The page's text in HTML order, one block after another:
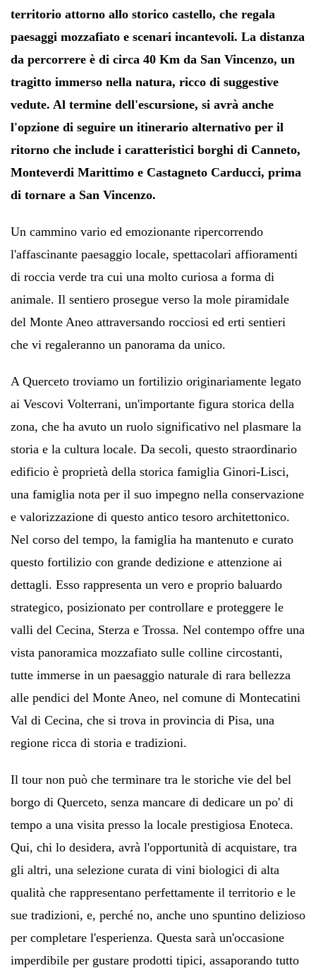
territorio attorno allo storico castello, che regala
paesaggi mozzafiato e scenari incantevoli. La distanza
da percorrere è di circa 40 Km da San Vincenzo, un
tragitto immerso nella natura, ricco di suggestive
vedute. Al termine dell'escursione, si avrà anche
l'opzione di seguire un itinerario alternativo per il
ritorno che include i caratteristici borghi di Canneto,
Monteverdi Marittimo e Castagneto Carducci, prima
di tornare a San Vincenzo.
Un cammino vario ed emozionante ripercorrendo
l'affascinante paesaggio locale, spettacolari affioramenti
di roccia verde tra cui una molto curiosa a forma di
animale. Il sentiero prosegue verso la mole piramidale
del Monte Aneo attraversando rocciosi ed erti sentieri
che vi regaleranno un panorama da unico.
A Querceto troviamo un fortilizio originariamente legato
ai Vescovi Volterrani, un'importante figura storica della
zona, che ha avuto un ruolo significativo nel plasmare la
storia e la cultura locale. Da secoli, questo straordinario
edificio è proprietà della storica famiglia Ginori-Lisci,
una famiglia nota per il suo impegno nella conservazione
e valorizzazione di questo antico tesoro architettonico.
Nel corso del tempo, la famiglia ha mantenuto e curato
questo fortilizio con grande dedizione e attenzione ai
dettagli. Esso rappresenta un vero e proprio baluardo
strategico, posizionato per controllare e proteggere le
valli del Cecina, Sterza e Trossa. Nel contempo offre una
vista panoramica mozzafiato sulle colline circostanti,
tutte immerse in un paesaggio naturale di rara bellezza
alle pendici del Monte Aneo, nel comune di Montecatini
Val di Cecina, che si trova in provincia di Pisa, una
regione ricca di storia e tradizioni.
Il tour non può che terminare tra le storiche vie del bel
borgo di Querceto, senza mancare di dedicare un po' di
tempo a una visita presso la locale prestigiosa Enoteca.
Qui, chi lo desidera, avrà l'opportunità di acquistare, tra
gli altri, una selezione curata di vini biologici di alta
qualità che rappresentano perfettamente il territorio e le
sue tradizioni, e, perché no, anche uno spuntino delizioso
per completare l'esperienza. Questa sarà un'occasione
imperdibile per gustare prodotti tipici, assaporando tutto